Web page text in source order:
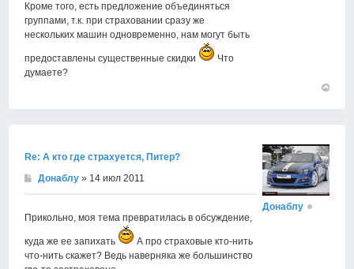
Кроме того, есть предложение объединяться
группами, т.к. при страховании сразу же
нескольких машин одновременно, нам могут быть
предоставлены существенные скидки
Что
думаете?
Re: А кто где страхуется, Питер?
Донаблу » 14 июл 2011
Прикольно, моя тема превратилась в обсуждение,
куда же ее запихать
А про страховые кто-нить
что-нить скажет? Ведь наверняка же большинство
Донаблу